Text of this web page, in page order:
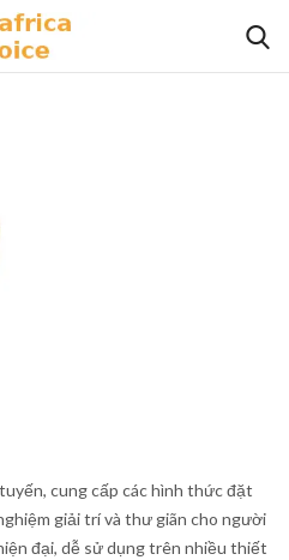
cung cấp các hình thức đặt
giải trí và thư giãn cho người
đại, dễ sử dụng trên nhiều thiết